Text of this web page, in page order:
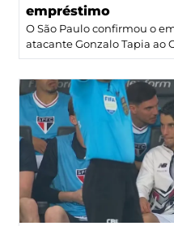
empréstimo
O São Paulo confirmou o
atacante Gonzalo Tapia ao